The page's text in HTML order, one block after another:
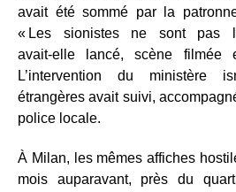
avait été sommé par la
« Les sionistes ne sont pas
avait‑elle lancé, scène filmée
L’intervention du ministère
étrangères avait suivi,
police locale.
À Milan, les mêmes affiches
mois auparavant, près du